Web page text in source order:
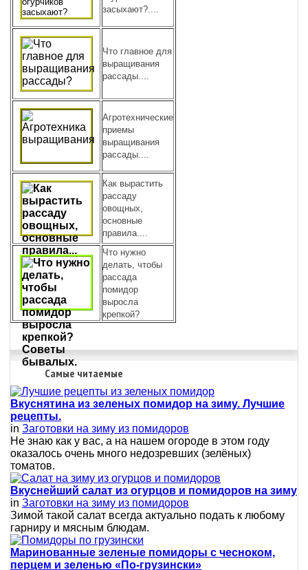
засыхают?....
Что главное для
выращивания
рассады....
Агротехнические
приемы
выращивания
рассады....
Как вырастить
рассаду
овощных,
основные
правила....
Что нужно
делать, чтобы
рассада
помидор
выросла
крепкой?
Самые читаемые
Вкуснятина из зеленых помидор на зиму. Лучшие
рецепты.
in Заготовки на зиму из помидоров
Не знаю как у вас, а на нашем огороде в этом году
оказалось очень много недозревших (зелёных)
томатов.
Вкуснейший салат из огурцов и помидоров на зиму
in Заготовки на зиму из помидоров
Зимой такой салат всегда актуально подать к любому
гарниру и мясным блюдам.
Маринованные зеленые помидоры с чесноком,
перцем и зеленью «По-грузински»